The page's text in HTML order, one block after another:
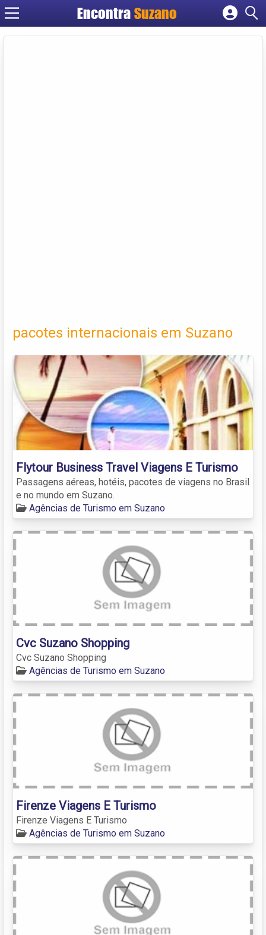
EncontraSuzano
Cadastrar empresa
pacotes internacionais em Suzano
Flytour Business Travel Viagens E Turismo
Passagens aéreas, hotéis, pacotes de viagens no Brasil
e no mundo em Suzano.
Agências de Turismo em Suzano
Cvc Suzano Shopping
Cvc Suzano Shopping
Agências de Turismo em Suzano
Firenze Viagens E Turismo
Firenze Viagens E Turismo
Agências de Turismo em Suzano